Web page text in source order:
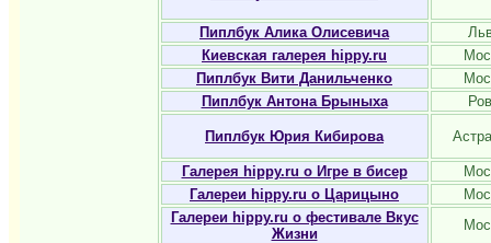
Пиплбук Алика Олисевича
Киевская галерея hippy.ru
Пиплбук Вити Данильченко
Пиплбук Антона Брыныха
Пиплбук Юрия Кибирова
Галерея hippy.ru о Игре в бисер
Галереи hippy.ru о Царицыно
Галереи hippy.ru о фестивале Вкус
Жизни